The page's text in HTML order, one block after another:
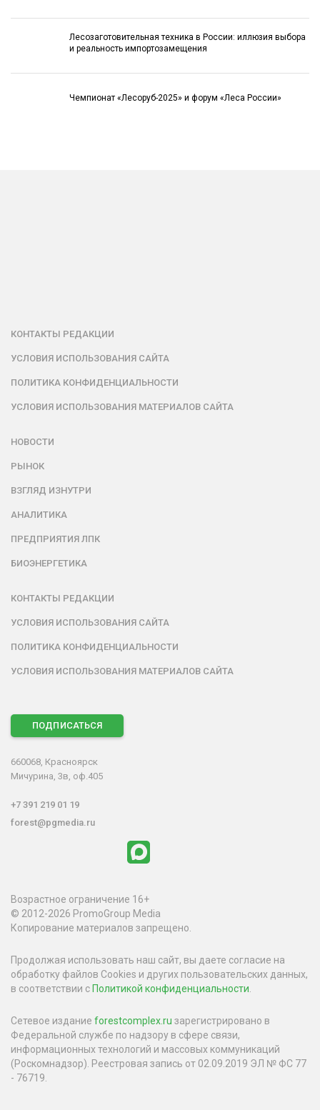
Лесозаготовительная техника в России: иллюзия выбора
и реальность импортозамещения
Чемпионат «Лесоруб-2025» и форум «Леса России»
КОНТАКТЫ РЕДАКЦИИ
УСЛОВИЯ ИСПОЛЬЗОВАНИЯ САЙТА
ПОЛИТИКА КОНФИДЕНЦИАЛЬНОСТИ
УСЛОВИЯ ИСПОЛЬЗОВАНИЯ МАТЕРИАЛОВ САЙТА
НОВОСТИ
РЫНОК
ВЗГЛЯД ИЗНУТРИ
АНАЛИТИКА
ПРЕДПРИЯТИЯ ЛПК
БИОЭНЕРГЕТИКА
КОНТАКТЫ РЕДАКЦИИ
УСЛОВИЯ ИСПОЛЬЗОВАНИЯ САЙТА
ПОЛИТИКА КОНФИДЕНЦИАЛЬНОСТИ
УСЛОВИЯ ИСПОЛЬЗОВАНИЯ МАТЕРИАЛОВ САЙТА
ПОДПИСАТЬСЯ
660068, Красноярск
Мичурина, 3в, оф.405
+7 391 219 01 19
forest@pgmedia.ru
Возрастное ограничение 16+
© 2012-2026 PromoGroup Media
Копирование материалов запрещено.
Продолжая использовать наш сайт, вы даете согласие на
обработку файлов Cookies и других пользовательских данных,
в соответствии с Политикой конфиденциальности.
Сетевое издание forestcomplex.ru зарегистрировано в
Федеральной службе по надзору в сфере связи,
информационных технологий и массовых коммуникаций
(Роскомнадзор). Реестровая запись от 02.09.2019 ЭЛ № ФС 77
- 76719.